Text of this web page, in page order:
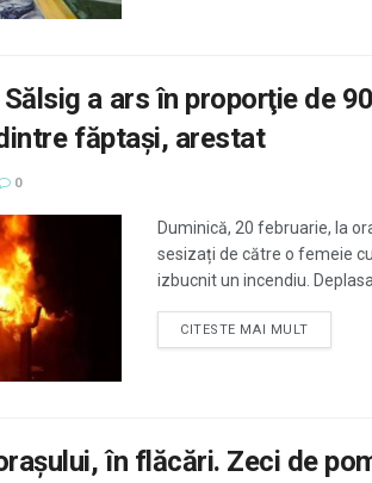
a ars în proporţie de
făptaşi, arestat
0
Duminică, 20 februarie, la
sesizați de către o femeie
izbucnit un incendiu.
CITESTE MAI MULT
în flăcări. Zeci de